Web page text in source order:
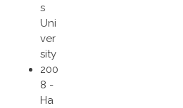
s
Uni
ver
sity
200
8 -
Ha